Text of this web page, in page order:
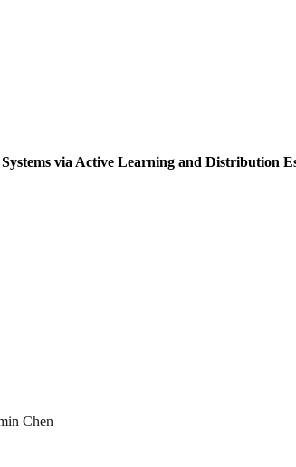
via Active Learning and Distribution
Chen